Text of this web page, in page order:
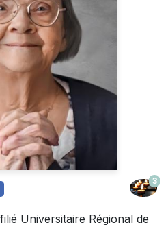
3
Universitaire Régional de